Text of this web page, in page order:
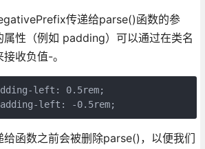
传递给parse()函数的参
属性（例如 padding）可以通过在类名
收负值-。
left: 0.5rem;
left: -0.5rem;
函数之前会被删除parse()，以便我们